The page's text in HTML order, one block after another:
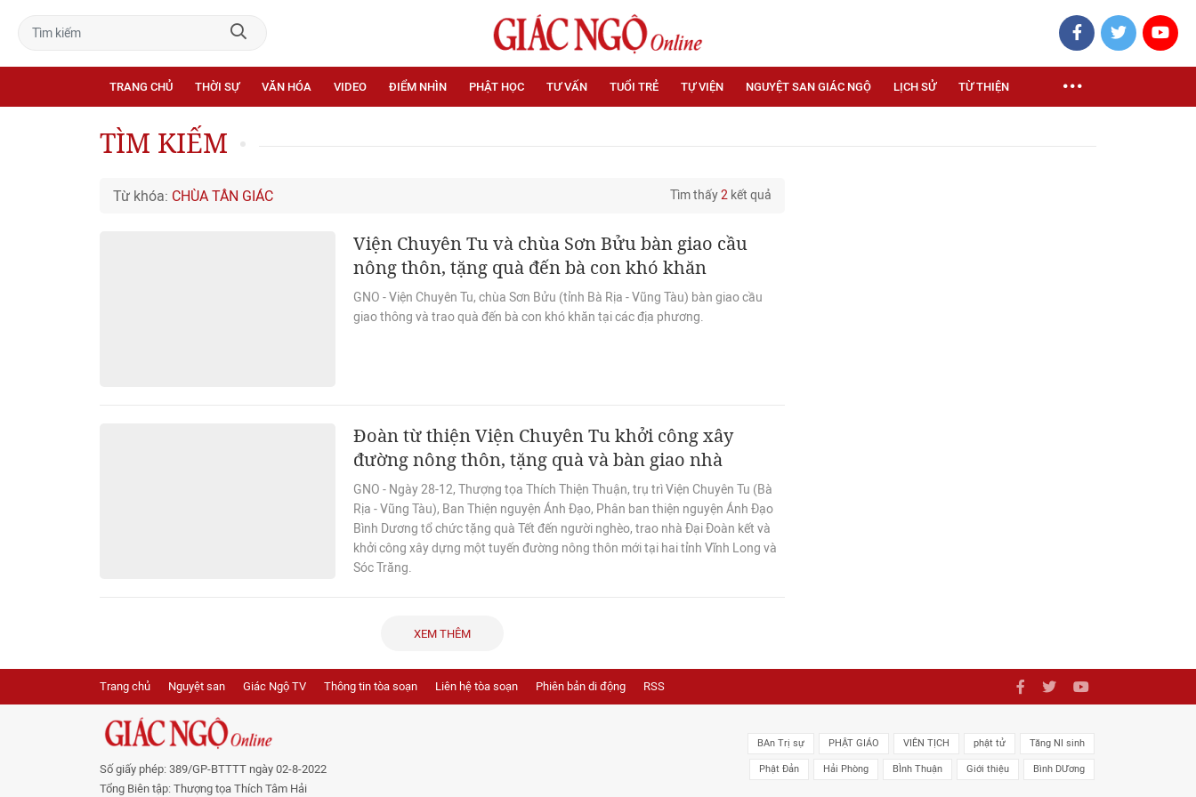
TRANG CHỦ THỜI SỰ VĂN HÓA VIDEO ĐIỂM NHÌN PHẬT HỌC TƯ VẤN TUỔI TRẺ TỰ VIỆN NGUYỆT SAN GIÁC NGỘ LỊCH SỬ TỪ THIỆN
TÌM KIẾM
Từ khóa: CHÙA TÂN GIÁC Tìm thấy2 kết quả
Viện Chuyên Tu và chùa Sơn Bửu bàn giao cầu
nông thôn, tặng quà đến bà con khó khăn
GNO - Viện Chuyên Tu, chùa Sơn Bửu (tỉnh Bà Rịa - Vũng Tàu) bàn giao cầu
giao thông và trao quà đến bà con khó khăn tại các địa phương.
Đoàn từ thiện Viện Chuyên Tu khởi công xây
đường nông thôn, tặng quà và bàn giao nhà
GNO - Ngày 28-12, Thượng tọa Thích Thiện Thuận, trụ trì Viện Chuyên Tu (Bà
Rịa - Vũng Tàu), Ban Thiện nguyện Ánh Đạo, Phân ban thiện nguyện Ánh Đạo
Bình Dương tổ chức tặng quà Tết đến người nghèo, trao nhà Đại Đoàn kết và
khởi công xây dựng một tuyến đường nông thôn mới tại hai tỉnh Vĩnh Long và
Sóc Trăng.
XEM THÊM
Trang chủ Nguyệt san Giác Ngộ TV Thông tin tòa soạn Liên hệ tòa soạn Phiên bản di động RSS
Số giấy phép: 389/GP-BTTTT ngày 02-8-2022
Tổng Biên tập: Thượng tọa Thích Tâm Hải
BAn Trị sự PHẬT GIÁO VIÊN TỊCH phật tử Tăng NI sinh
Phật Đản Hải Phòng BÌnh Thuận Giới thiệu Bình DƯơng